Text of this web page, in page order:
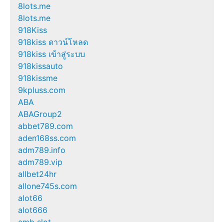
8lots.me
8lots.me
918Kiss
918kiss ดาวน์โหลด
918kiss เข้าสู่ระบบ
918kissauto
918kissme
9kpluss.com
ABA
ABAGroup2
abbet789.com
aden168ss.com
adm789.info
adm789.vip
allbet24hr
allone745s.com
alot66
alot666